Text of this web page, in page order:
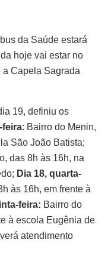
da Saúde estará
hoje vai estar no
a Capela Sagrada
19, definiu os
feira: Bairro do Menin,
São João Batista;
das 8h às 16h, na
Dia 18, quarta-
às 16h, em frente à
feira: Bairro do
à escola Eugênia de
atendimento